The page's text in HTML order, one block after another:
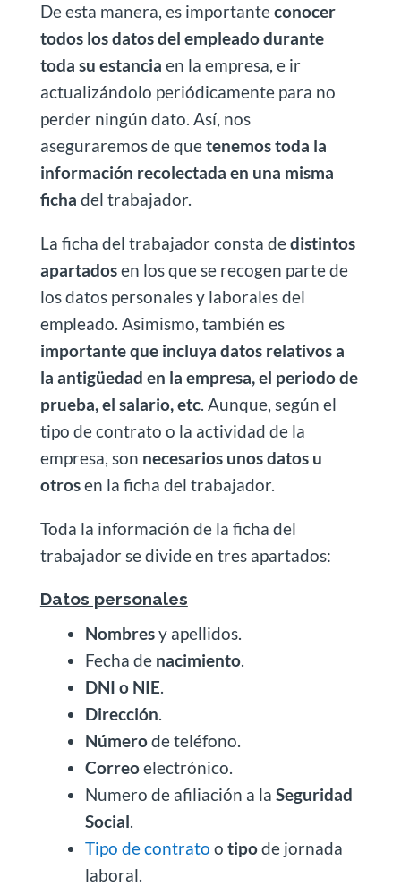
De esta manera, es importanteconocer
todos los datos del empleado durante
toda su estancia en la empresa, e ir
actualizándolo periódicamente para no
perder ningún dato. Así, nos
aseguraremos de quetenemos toda la
información recolectada en una misma
ficha del trabajador.
La ficha del trabajador consta dedistintos
apartadosen los que se recogen parte de
los datos personales y laborales del
empleado. Asimismo, también es
importante que incluya datos relativos a
la antigüedad en la empresa, el periodo de
prueba, el salario, etc. Aunque, según el
tipo de contrato o la actividad de la
empresa, son necesarios unos datos u
otrosen la ficha del trabajador.
Toda la información de la ficha del
trabajador se divide en tres apartados:
Datos personales
Nombresy apellidos.
Fecha de nacimiento.
DNI o NIE.
Dirección.
Númerode teléfono.
Correoelectrónico.
Numero de afiliación a la Seguridad
Social.
Tipo de contrato o tipode jornada
laboral.